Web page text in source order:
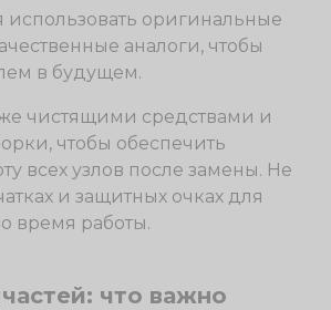
использовать оригинальные
аналоги, чтобы
в будущем.
чистящими средствами и
чтобы обеспечить
всех узлов после замены. Не
и защитных очках для
время работы.
что важно